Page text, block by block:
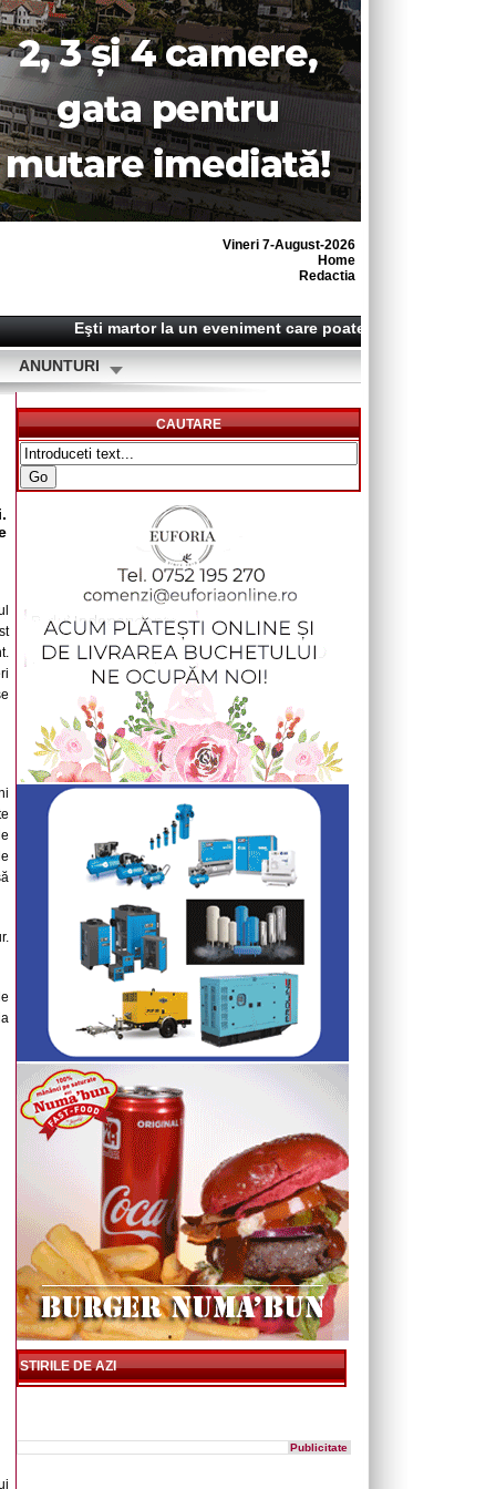
Vineri 7-August-2026
Home
Redactia
Eşti martor la un eveniment care poate deveni o ştire?
ANUNTURI
CAUTARE
STIRILE DE AZI
Publicitate